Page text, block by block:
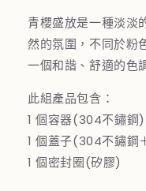
囊
悶
燒
－
青
櫻
盛
囊
悶
燒
青
櫻
青櫻盛放是一種淡淡
然的氛圍，不同於粉
一個和諧、舒適的色
此組產品包含：
1 個容器(304不鏽鋼)
1 個蓋子(304不鏽鋼
1 個密封圈(矽膠)